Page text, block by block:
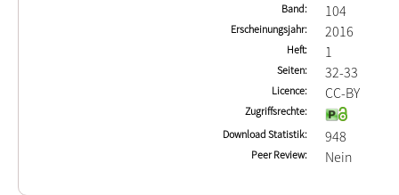
Band 104
Erscheinungsjahr 2016
Heft 1
Seiten 32-33
Licence CC-BY
Zugriffsrechte
Download Statistik
948
Peer Review Nein